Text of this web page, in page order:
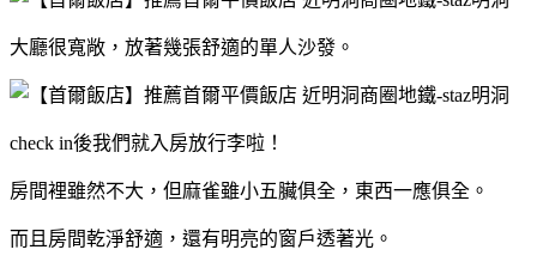
大廳很寬敞，放著幾張舒適的單人沙發。
check in後我們就入房放行李啦！
房間裡雖然不大，但麻雀雖小五臟俱全，東西一應俱全。
而且房間乾淨舒適，還有明亮的窗戶透著光。